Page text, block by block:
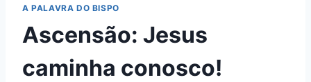
A PALAVRA DO BISPO
Ascensão: Jesus
caminha conosco!